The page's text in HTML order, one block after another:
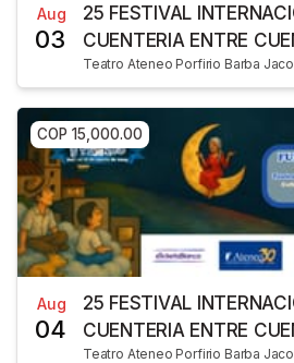
Aug
03
25 FESTIVAL
CUENTERIA ENTRE
Teatro Ateneo Porfirio Barba
COP 15,000.00
Aug
04
25 FESTIVAL
CUENTERIA ENTRE
Teatro Ateneo Porfirio Barba